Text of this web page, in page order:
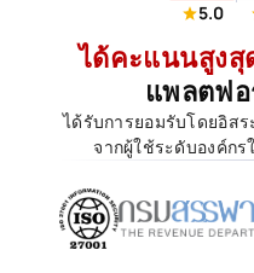
5.0
ได้คะแนนสูงสุ
แพลตฟ
ได้รับการยอมรับโดยอิส
จากผู้ใช้ระดับองค์ก